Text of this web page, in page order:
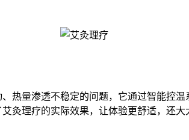
热量渗透不稳定的问题，它通过智能控
灸理疗的实际效果，让体验更舒适，还